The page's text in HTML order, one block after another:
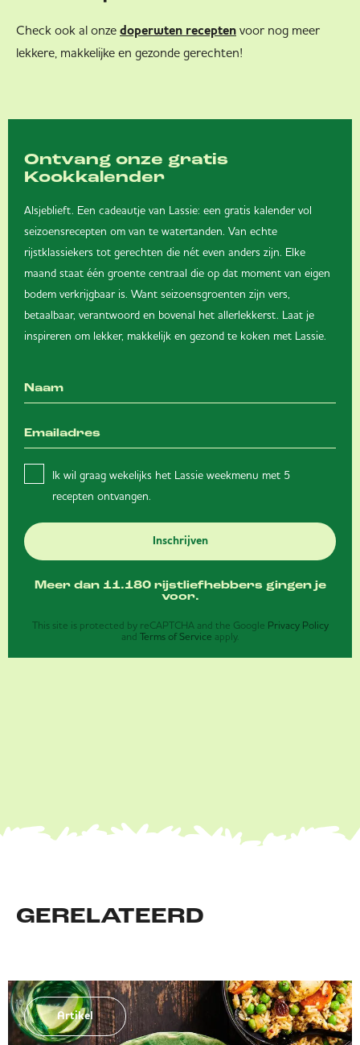
Check ook al onze doperwten recepten voor nog meer
lekkere, makkelijke en gezonde gerechten!
Ontvang onze gratis
Kookkalender
Alsjeblieft. Een cadeautje van Lassie: een gratis kalender vol
seizoensrecepten om van te watertanden. Van echte
rijstklassiekers tot gerechten die nét even anders zijn. Elke
maand staat één groente centraal die op dat moment van eigen
bodem verkrijgbaar is. Want seizoensgroenten zijn vers,
betaalbaar, verantwoord en bovenal het allerlekkerst. Laat je
inspireren om lekker, makkelijk en gezond te koken met Lassie.
Ik wil graag wekelijks het Lassie weekmenu met 5
recepten ontvangen.
Inschrijven
Meer dan 11.180 rijstliefhebbers gingen je
voor.
This site is protected by reCAPTCHA and the Google Privacy Policy
and Terms of Service apply.
GERELATEERD
Artikel